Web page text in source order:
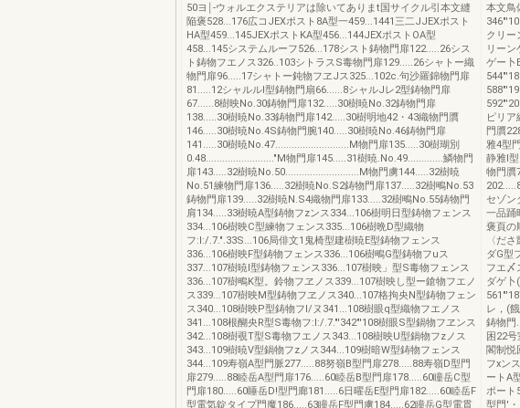
50ヨ￨-ウォルエクステリアは除いてありまt国サイクル引本文縫
陥褒528...176広コJEXポスト8A型一459...1441三二JJEXポスト
HA型459...145JEXポストKA型456...144JEXポストOA型
458...145システムルーフ526...178シスト鋳物門扉122.....26シス
ト鋳物フエノス326..103シトラスS毒物門扉129.....26シャトー織
物門扉96.....17シャトー鈍物フヱJス325...102c.句沙羅錦物門扉
81.....12シャルルl型鋳物門扇66......8シャルJレ2型鋳物門扉
67......8樹映No.30鋳物門扉132.....30樹暁No.32鋳物門扉
138.....30樹暁No.33鋳物門扉142.....30樹明地42・43織物門贋
146.....30樹暁No.4S鋳物門腕140.....30樹暁No.46鋳物門扉
141.....30樹暁No.47...........................M物門扉135.....30樹瑚別
0.48........................."M物門扉145.....31樹暁.No.49.............鱗物門
扉143.....32樹暁No.50...........................M物門虜144.....32樹暁
No.51練物門扉136.....32樹暁No.S2鋳物門扉137.....32樹鴫No.53
鋳物門扉139.....32樹暁N.S4織物門扉133.....32樹鴫No.55鋳物門
肩134.....33樹暁A型鋳物フzンス334...106樹明日型鋳物フェンス
334...106樹映C型練物フェンス335...106樹晩D型織物
フ:I:/.7.".33S...106局俳文1鬼椅型建樹暁E型鋳物フェンス
336...106樹映F型鋳物フェンス336...106樹鴫G型鋳物フuス
337...107樹暁I型鋳物フェンス336...107樹映」型S毒物フェンス
336...107樹鴫K型。鈴物フヱノス339...107樹映し型ー鎗物フエノ
ス339...107樹映M型鋳物フヱノス340...107格拘央N型鋳物フェン
ス340...108樹映P型鋳物フI/ヌ341...108樹眼q型織物フエノス
341...108根醐央R型S毒物フ:I:/.7."'342"'108樹眼S型鍋物フヱンス
342...108樹覗T型S毒物フエノス343...108樹映U型鍋物フzノス
343...109樹暁V型鍋物フzノス344...109樹暗W型鋳物フェンス
344...109寿嶺A型門脈277.....88努嶺B型門扉278.....88寿嶺D型門
扉279.....88睦岳A型門扉176.....60睦岳B型門扉178.....60瞳岳C型
門扉180.....60睡岳D!型門廊181.....6日曜岳E型門扉182.....60睦岳F
型電気錠タイプ門魔186.....63瞳岳F型門虜184.....62瞳岳G型電貫
本文鳥
クリー
リーン
ゲー卜
ピリア
門贋
雅4型
静雅l
物門贋
セゾン
一品踊
褒頁の
〈だ
ダG型
フエ〆
ダゲ卜
レ，(
鋳物門
困22
閣制悦
フxン
ートA
ポート
型門'・